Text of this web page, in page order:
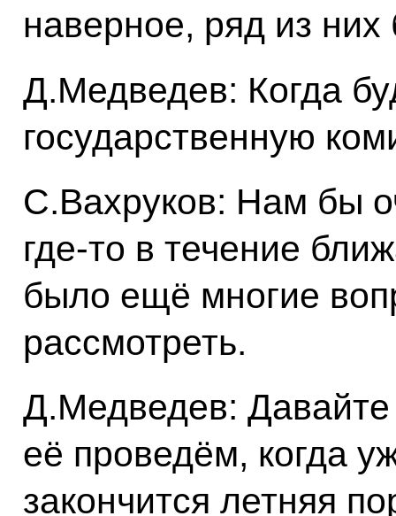
наверное, ряд из них
Д.Медведев: Когда
государственную
С.Вахруков: Нам бы
где‑то в течение
было ещё многие
рассмотреть.
Д.Медведев: Давайте
её проведём, когда
закончится летняя